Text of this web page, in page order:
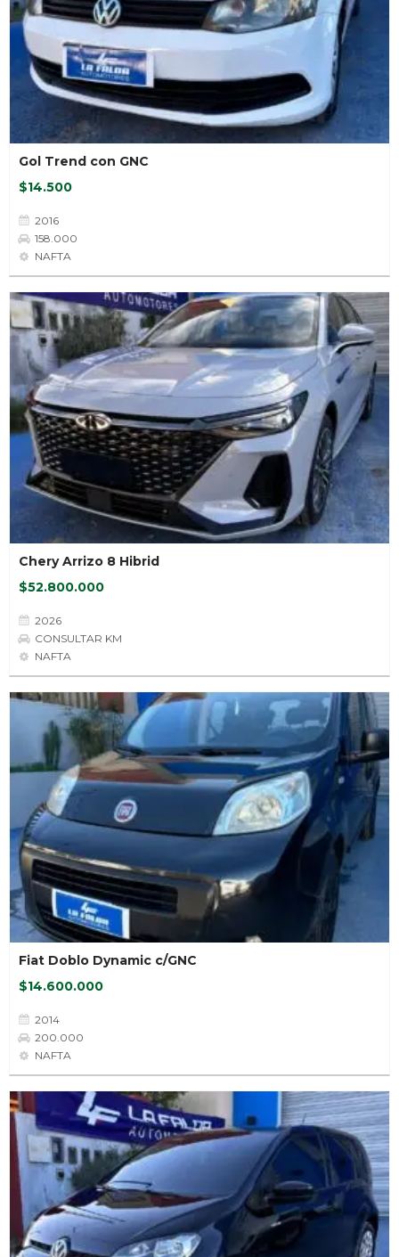
Gol Trend con GNC
$14.500
2016
158.000
NAFTA
Chery Arrizo 8 Hibrid
$52.800.000
2026
CONSULTAR KM
NAFTA
Fiat Doblo Dynamic c/GNC
$14.600.000
2014
200.000
NAFTA